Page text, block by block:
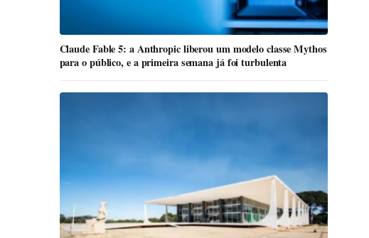
Claude Fable 5: a Anthropic liberou um modelo classe Mythos
para o público, e a primeira semana já foi turbulenta